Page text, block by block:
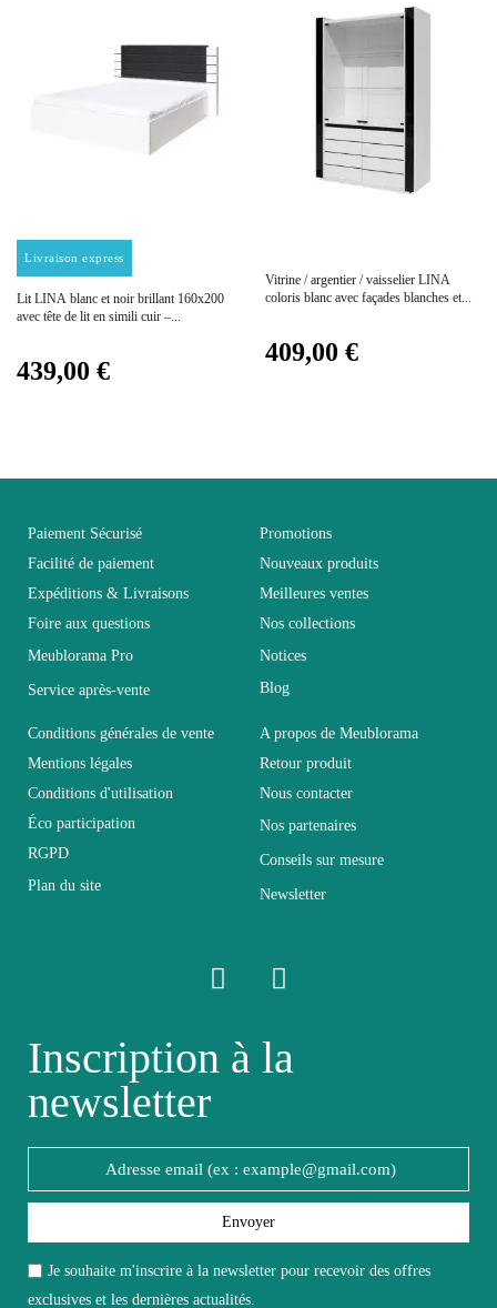
Coloris
Dimensions
Empilable Non Empilable
Entretien
Facile d'entretien avec un
Hauteur
Pliable
Panneaux de particules et
Style du
meuble
Type de
meuble
Ensemble Complet Salon
Livraison express
Prix
Lit LINA blanc et noir brillant 160x200
avec tête de lit en simili cuir –...
439,00 €
Vitrine / argentier / vaisselier LINA
coloris blanc avec façades blanches et...
409,00 €
Paiement Sécurisé
Facilité de paiement
Expéditions & Livraisons
Foire aux questions
Meublorama Pro
Service après-vente
Promotions
Nouveaux produits
Meilleures ventes
Nos collections
Notices
Blog
Conditions générales de vente
Mentions légales
Conditions d'utilisation
Éco participation
RGPD
Plan du site
A propos de Meublorama
Retour produit
Nous contacter
Nos partenaires
Conseils sur mesure
Newsletter
Inscription à la
newsletter
Envoyer
Je souhaite m'inscrire à la newsletter pour recevoir des offres
exclusives et les dernières actualités.